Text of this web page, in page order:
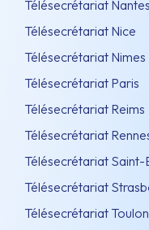
Télésecrétariat Nantes
Télésecrétariat Nice
Télésecrétariat Nimes
Télésecrétariat Paris
Télésecrétariat Reims
Télésecrétariat
Télésecrétariat Saint-
Télésecrétariat
Télésecrétariat Toulon